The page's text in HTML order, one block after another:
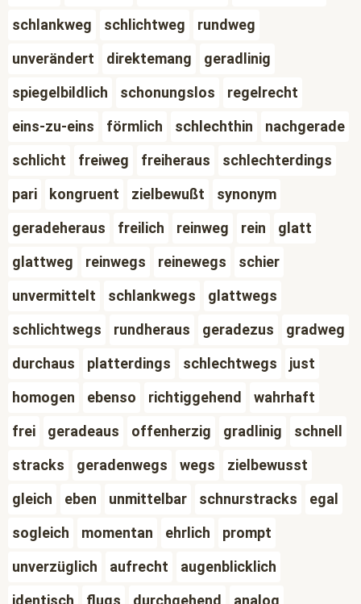
schlankweg
schlichtweg
rundweg
unverändert
direktemang
geradlinig
spiegelbildlich
schonungslos
regelrecht
eins-zu-eins
förmlich schlechthin
nachgerade
schlicht
freiweg freiheraus
schlechterdings
pari
kongruent zielbewußt
synonym
geradeheraus
freilich reinweg rein
glatt
glattweg
reinwegs reinewegs
schier
unvermittelt
schlankwegs
glattwegs
schlichtwegs
rundheraus geradezus
gradweg
durchaus
platterdings schlechtwegs
just
homogen
ebenso richtiggehend
wahrhaft
frei
geradeaus offenherzig gradlinig
schnell
stracks
geradenwegs wegs
zielbewusst
gleich
eben unmittelbar schnurstracks
egal
sogleich
momentan ehrlich
prompt
unverzüglich
aufrecht
augenblicklich
identisch
flugs durchgehend
analog